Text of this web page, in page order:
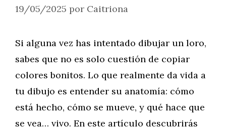
19/05/2025 por Caitriona
Si alguna vez has intentado dibujar un loro,
sabes que no es solo cuestión de copiar
colores bonitos. Lo que realmente da vida a
tu dibujo es entender su anatomía: cómo
está hecho, cómo se mueve, y qué hace que
se vea… vivo. En este artículo descubrirás